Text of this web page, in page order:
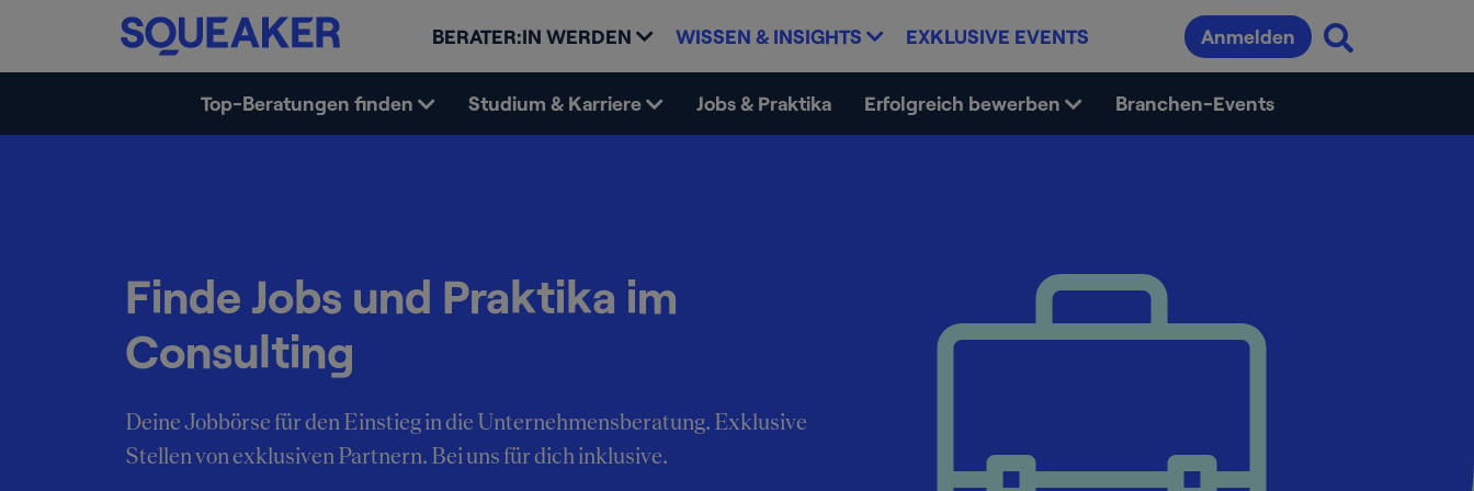
BERATER:IN WERDEN WISSEN & INSIGHTS EXKLUSIVE EVENTS Anmelden
Top-Beratungen finden Studium & Karriere Jobs & Praktika Erfolgreich bewerben Branchen-Events
Finde Jobs und Praktika im
Consulting
Deine Jobbörse für den Einstieg in die Unternehmensberatung. Exklusive
Stellen von exklusiven Partnern. Bei uns für dich inklusive.